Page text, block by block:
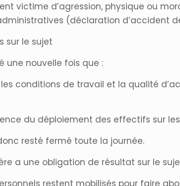
victime d’agression, physique ou
(déclaration d’accident
sur le sujet
une nouvelle fois que :
conditions de travail et la qualité
du déploiement des effectifs sur
resté fermé toute la journée.
a une obligation de résultat sur le
restent mobilisés pour faire